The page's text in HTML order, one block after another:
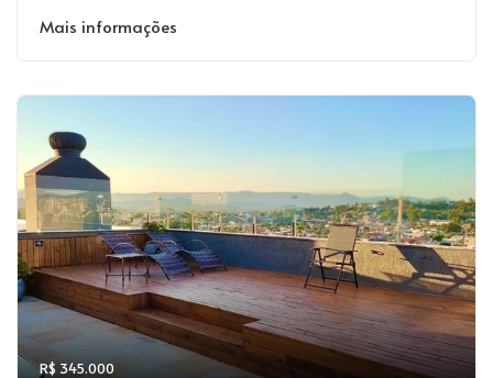
Mais informações
R$ 345.000